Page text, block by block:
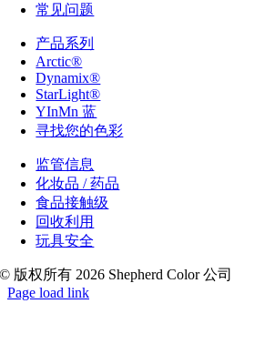
常见问题
产品系列
Arctic®
Dynamix®
StarLight®
YInMn 蓝
寻找您的色彩
监管信息
化妆品 / 药品
食品接触级
回收利用
玩具安全
© 版权所有 2026 Shepherd Color 公司
Page load link